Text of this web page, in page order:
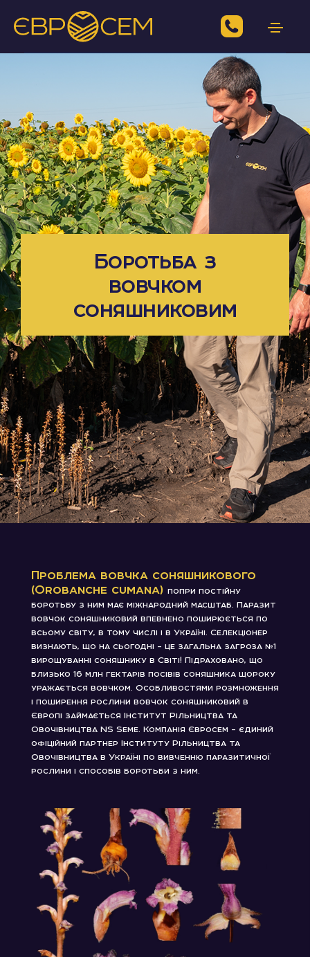
Боротьба з
вовчком
соняшниковим
Проблема вовчка соняшникового
(Orobanche сumana) попри постійну
боротьбу з ним має міжнародний масштаб. Паразит
вовчок соняшниковий впевнено поширюється по
всьому світу, в тому числі і в Україні. Селекціонер
визнають, що на сьогодні – це загальна загроза №1
вирощуванні соняшнику в Світі! Підраховано, що
близько 16 млн гектарів посівів соняшника щороку
уражається вовчком. Особливостями розмноження
і поширення рослини вовчок соняшниковий в
Європі займається Інститут Рільництва та
Овочівництва NS Seme. Компанія Євросем – єдиний
офіційний партнер Інституту Рільництва та
Овочівництва в Україні по вивченню паразитичної
рослини і способів боротьби з ним.